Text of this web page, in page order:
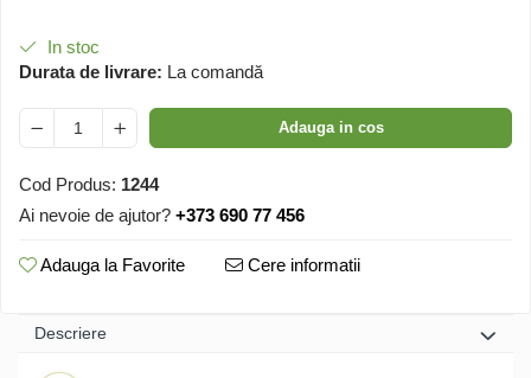
In stoc
Durata de livrare: La comandă
Adauga in cos
Cod Produs: 1244
Ai nevoie de ajutor? +373 690 77 456
Adauga la Favorite Cere informatii
Descriere